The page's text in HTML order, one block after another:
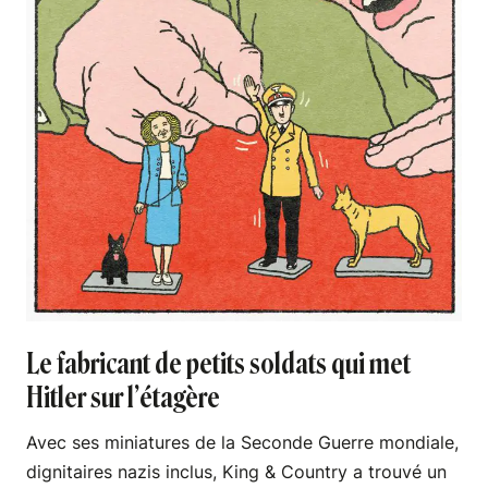
Le fabricant de petits soldats qui met
Hitler sur l’étagère
Avec ses miniatures de la Seconde Guerre mondiale,
dignitaires nazis inclus, King & Country a trouvé un